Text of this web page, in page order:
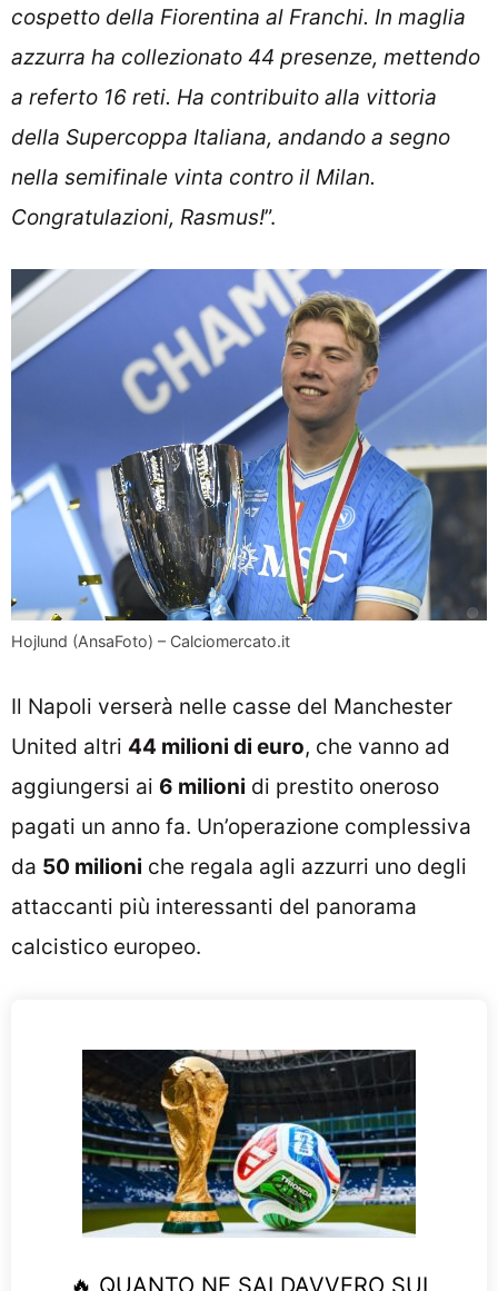
cospetto della Fiorentina al Franchi. In maglia
azzurra ha collezionato 44 presenze, mettendo
a referto 16 reti. Ha contribuito alla vittoria
della Supercoppa Italiana, andando a segno
nella semifinale vinta contro il Milan.
Congratulazioni, Rasmus!”.
Hojlund (AnsaFoto) – Calciomercato.it
Il Napoli verserà nelle casse del Manchester
United altri 44 milioni di euro, che vanno ad
aggiungersi ai 6 milioni di prestito oneroso
pagati un anno fa. Un’operazione complessiva
da 50 milioni che regala agli azzurri uno degli
attaccanti più interessanti del panorama
calcistico europeo.
🔥 QUANTO NE SAI DAVVERO SUI